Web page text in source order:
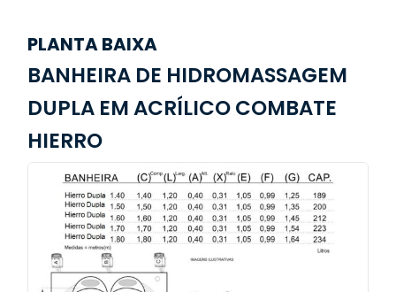
PLANTA BAIXA
BANHEIRA DE HIDROMASSAGEM
DUPLA EM ACRÍLICO COMBATE
HIERRO